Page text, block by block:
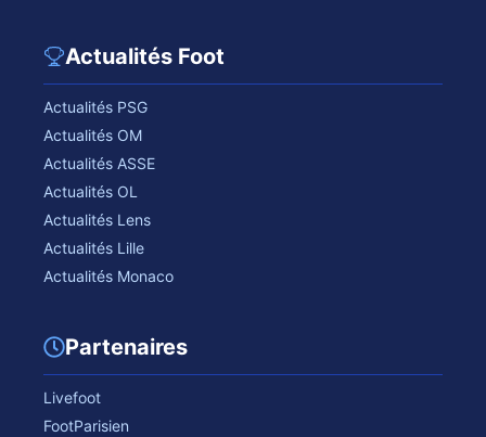
Actualités Foot
Actualités PSG
Actualités OM
Actualités ASSE
Actualités OL
Actualités Lens
Actualités Lille
Actualités Monaco
Partenaires
Livefoot
FootParisien